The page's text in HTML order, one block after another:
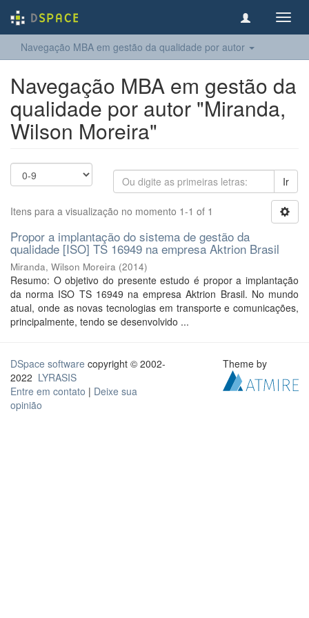
Navegação MBA em gestão da qualidade por autor
Navegação MBA em gestão da
qualidade por autor "Miranda,
Wilson Moreira"
Ir
Itens para a visualização no momento 1-1 of 1
Propor a implantação do sistema de gestão da
qualidade [ISO] TS 16949 na empresa Aktrion Brasil
Miranda, Wilson Moreira (2014)
Resumo: O objetivo do presente estudo é propor a implantação
da norma ISO TS 16949 na empresa Aktrion Brasil. No mundo
atual, onde as novas tecnologias em transporte e comunicações,
principalmente, tendo se desenvolvido ...
DSpace software copyright © 2002-
2022 LYRASIS
Entre em contato | Deixe sua
opinião
Theme by